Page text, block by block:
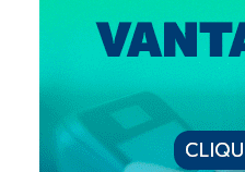
Valores dos serviços
Reserva de auditório
Notícias